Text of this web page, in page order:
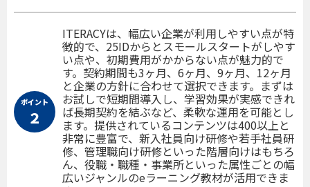
ポイント
２
ITERACYは、幅広い企業が利用しやすい点が特
徴的で、25IDからとスモールスタートがしやす
い点や、初期費用がかからない点が魅力的で
す。契約期間も3ヶ月、6ヶ月、9ヶ月、12ヶ月
と企業の方針に合わせて選択できます。まずは
お試しで短期間導入し、学習効果が実感できれ
ば長期契約を結ぶなど、柔軟な運用を可能とし
ます。提供されているコンテンツは400以上と
非常に豊富で、新入社員向け研修や若手社員研
修、管理職向け研修といった階層向けはもちろ
ん、役職・職種・事業所といった属性ごとの幅
広いジャンルのeラーニング教材が活用できま